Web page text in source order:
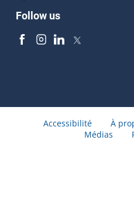
Follow us
Accessibilité À
Médias